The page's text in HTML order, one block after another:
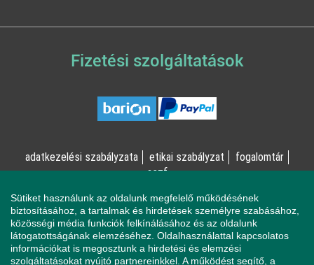
Fizetési szolgáltatások
adatkezelési szabályzata etikai szabályzat
fogalomtár
aszf
© Online Pszichológia Kft. 2023 - Minden jog fenntartva!
2161 Csomád, Levente utca 14/A
Sütiket használunk az oldalunk megfelelő működésének
biztosításához, a tartalmak és hirdetések személyre szabásához,
közösségi média funkciók felkínálásához és az oldalunk
látogatottságának elemzéséhez. Oldalhasználattal kapcsolatos
információkat is megosztunk a hirdetési és elemzési
szolgáltatásokat nyújtó partnereinkkel. A működést segítő, a